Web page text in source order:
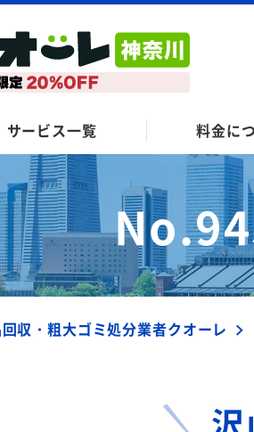
サービス一覧 料金に
収・粗大ゴミ処分業者クオーレ